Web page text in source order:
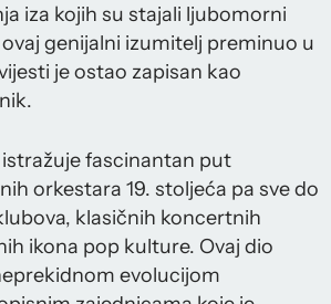
iza kojih su stajali ljubomorni
genijalni izumitelj preminuo u
je ostao zapisan kao
fascinantan put
orkestara 19. stoljeća pa sve do
klasičnih koncertnih
ikona pop kulture. Ovaj dio
evolucijom